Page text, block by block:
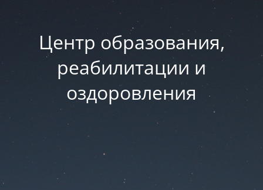
Центр образования,
реабилитации и
оздоровления